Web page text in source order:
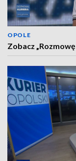
OPOLE
Zobacz